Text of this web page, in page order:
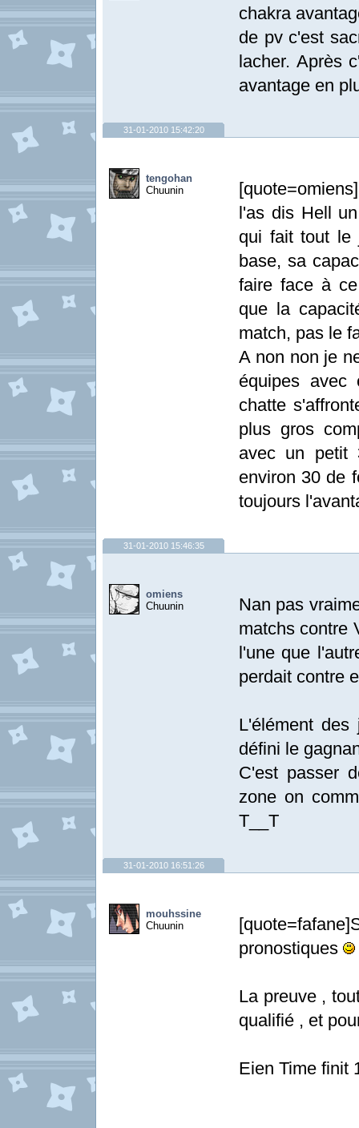
chakra
de pv c'est
lacher. Après
avantage en
31-01-2010 15:42:20
tengohan
Chuunin
l'as dis Hell
qui fait tout le
base, sa
faire face à
que la
match, pas le
A non non je
équipes avec
chatte
plus gros
avec un petit
environ 30 de
toujours
31-01-2010 15:46:35
omiens
Chuunin
Nan pas
matchs contre
l'une que
perdait contre
L'élément
défini le
C'est passer
zone on
T__T
31-01-2010 16:51:26
mouhssine
Chuunin
pronostiques
La preuve ,
qualifié , et
Eien Time finit